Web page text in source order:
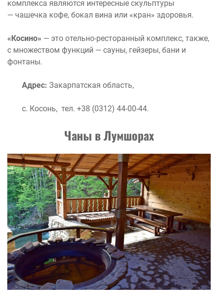
комплекса являются интересные скульптуры
— чашечка кофе, бокал вина или «кран» здоровья.
«Косино» — это отельно-ресторанный комплекс, также,
с множеством функций — сауны, гейзеры, бани и
фонтаны.
Адрес: Закарпатская область,
с. Косонь, тел. +38 (0312) 44-00-44.
Чаны вЛумшорах